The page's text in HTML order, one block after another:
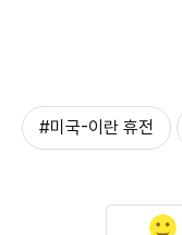
#미국-이란 휴전